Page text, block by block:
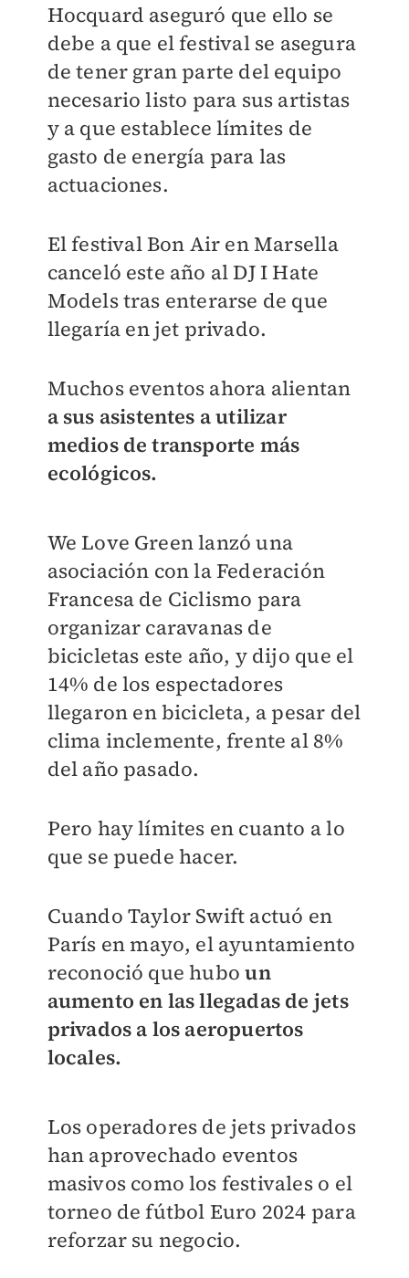
Hocquard aseguró que ello se
debe a que el festival se asegura
de tener gran parte del equipo
necesario listo para sus artistas
y a que establece límites de
gasto de energía para las
actuaciones.
El festival Bon Air en Marsella
canceló este año al DJ I Hate
Models tras enterarse de que
llegaría en jet privado.
Muchos eventos ahora alientan
a sus asistentes a utilizar
medios de transporte más
ecológicos.
We Love Green lanzó una
asociación con la Federación
Francesa de Ciclismo para
organizar caravanas de
bicicletas este año, y dijo que el
14% de los espectadores
llegaron en bicicleta, a pesar del
clima inclemente, frente al 8%
del año pasado.
Pero hay límites en cuanto a lo
que se puede hacer.
Cuando Taylor Swift actuó en
París en mayo, el ayuntamiento
reconoció que huboun
aumento en las llegadas de jets
privados a los aeropuertos
locales.
Los operadores de jets privados
han aprovechado eventos
masivos como los festivales o el
torneo de fútbol Euro 2024 para
reforzar su negocio.